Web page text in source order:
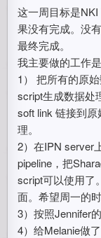
这一周目标是
果没有完成。没
最终完成。
我主要做的工作是
1） 把所有的原
script生成数据处
soft link 链接到
理。
2）在IPN server
pipeline，把
script可以使用了
面。希望周一的
3）按照Jennifer
4）给Melanie做